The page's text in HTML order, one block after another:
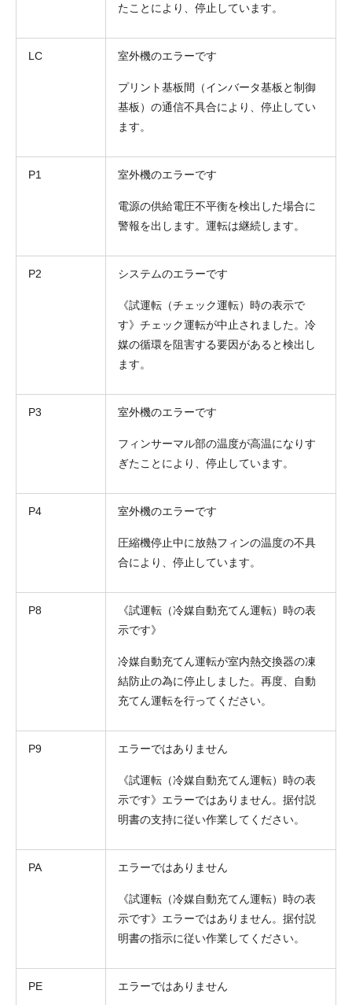
たことにより、停止しています。
LC 室外機のエラーです
プリント基板間（インバータ基板と制御
基板）の通信不具合により、停止してい
ます。
P1 室外機のエラーです
電源の供給電圧不平衡を検出した場合に
警報を出します。運転は継続します。
P2 システムのエラーです
《試運転（チェック運転）時の表示で
す》チェック運転が中止されました。冷
媒の循環を阻害する要因があると検出し
ます。
P3 室外機のエラーです
フィンサーマル部の温度が高温になりす
ぎたことにより、停止しています。
P4 室外機のエラーです
圧縮機停止中に放熱フィンの温度の不具
合により、停止しています。
P8
《試運転（冷媒自動充てん運転）時の表
示です》
冷媒自動充てん運転が室内熱交換器の凍
結防止の為に停止しました。再度、自動
充てん運転を行ってください。
P9 エラーではありません
《試運転（冷媒自動充てん運転）時の表
示です》エラーではありません。据付説
明書の支持に従い作業してください。
PA エラーではありません
《試運転（冷媒自動充てん運転）時の表
示です》エラーではありません。据付説
明書の指示に従い作業してください。
PE エラーではありません